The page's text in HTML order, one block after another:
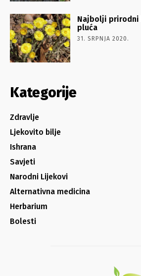
Najbolji prirodni
pluća
31. SRPNJA 2020.
Kategorije
Zdravlje
Ljekovito bilje
Ishrana
Savjeti
Narodni Lijekovi
Alternativna medicina
Herbarium
Bolesti